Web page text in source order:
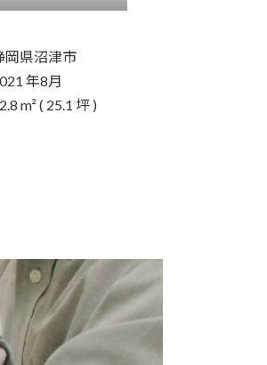
岡県沼津市
年8月
m² ( 25.1 坪 )